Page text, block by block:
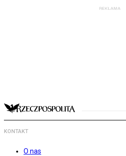
KONTAKT
O nas